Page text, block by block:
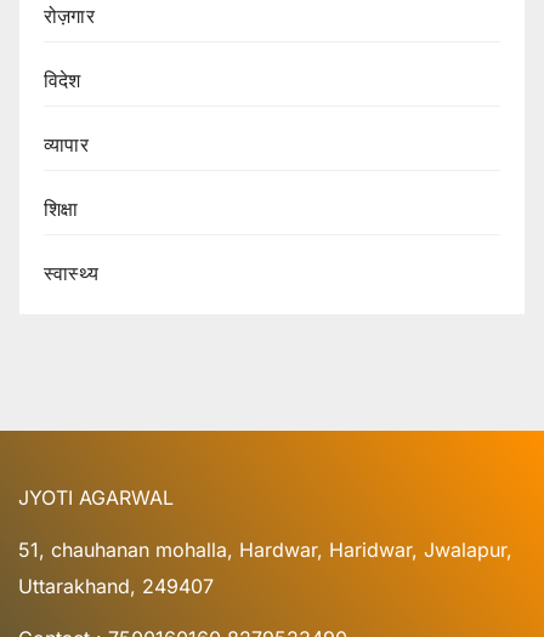
रोज़गार
विदेश
व्यापार
शिक्षा
स्वास्थ्य
JYOTI AGARWAL
51, chauhanan mohalla, Hardwar, Haridwar, Jwalapur,
Uttarakhand, 249407